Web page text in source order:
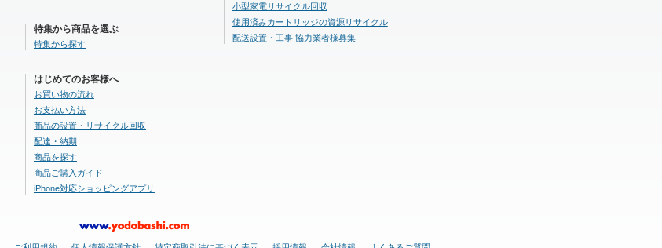
特集から商品を選ぶ
特集から探す
はじめてのお客様へ
お買い物の流れ
お支払い方法
商品の設置・リサイクル回収
配達・納期
商品を探す
商品ご購入ガイド
iPhone対応ショッピングアプリ
小型家電リサイクル回収
使用済みカートリッジの資源リサイクル
配送設置・工事 協力業者様募集